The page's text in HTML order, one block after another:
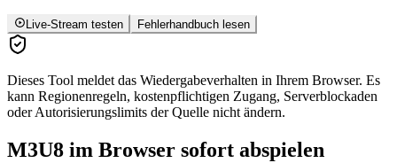
Live-Stream testen Fehlerhandbuch lesen
Dieses Tool meldet das Wiedergabeverhalten in Ihrem Browser. Es
kann Regionenregeln, kostenpflichtigen Zugang, Serverblockaden
oder Autorisierungslimits der Quelle nicht ändern.
M3U8 im Browser sofort abspielen